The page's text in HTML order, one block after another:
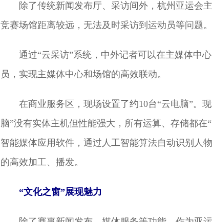
除了传统新闻发布厅、采访间外，杭州亚运会
竞赛场馆距离较远，无法及时采访到运动员等问题。
通过“云采访”系统，中外记者可以在主媒体中
员，实现主媒体中心和场馆的高效联动。
在商业服务区，现场设置了约10台“云电脑”。
脑”没有实体主机但性能强大，所有运算、存储都
智能媒体应用软件，通过人工智能算法自动识别人
的高效加工、播发。
“文化之窗”展现魅力